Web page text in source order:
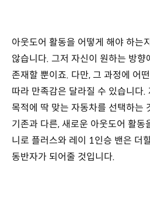
아웃도어 활동을 어떻게 해야 하는
않습니다. 그저 자신이 원하는 방향
존재할 뿐이죠. 다만, 그 과정에 어
따라 만족감은 달라질 수 있습니다.
목적에 딱 맞는 자동차를 선택하는
기존과 다른, 새로운 아웃도어 활동
니로 플러스와 레이 1인승 밴은 더
동반자가 되어줄 것입니다.